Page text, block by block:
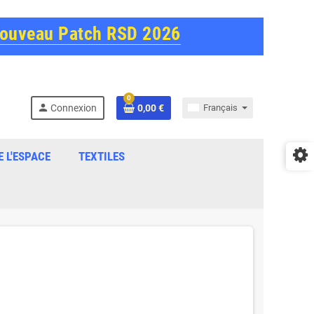
Patch RSD 2026
person Connexion
0
0,00 € Français
L'ESPACE TEXTILES